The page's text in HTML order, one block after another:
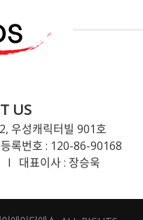
US
우성캐릭터빌 901호
번호 : 120-86-90168
l 대표이사 : 장승욱